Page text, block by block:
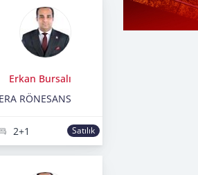
Erkan Bursalı
ERA RÖNESANS
2+1 Satılık